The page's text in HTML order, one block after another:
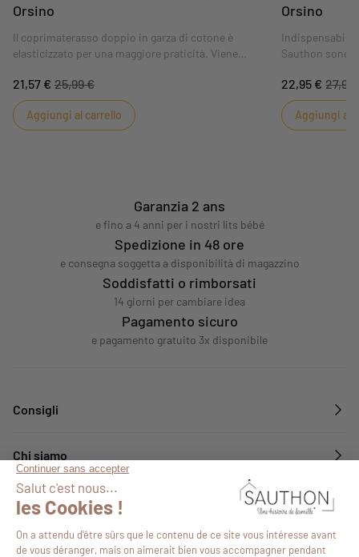
Orsino
Il coprimaterasso doppio in garza di cotone è
elasticizzato per una maggiore praticità. Viene
mantenere il bambino asciutto. Mantengono
sempre pulita la superficie del pannolino.
21,57 € 25,99 €
Aggiungi al carrello
Orsino
Indispensabili
Sauthon sono
cambio.
possibile al
sviluppato un
tessuto molto
22,95 € 27,99
Aggiungi al
Garanzia 2 ans
e fino a 4 anni per i nostri lits bébé
Spedizione in 48 ore
e consegna soggetta a disponibilità di magazzino
Soddisfatti o rimborsati
14 giorni per cambiare idea
Pagamento sicuro
e pagamento gratuito 3x disponibile
Consigli
Chi siamo
Servizi
Seguiteci